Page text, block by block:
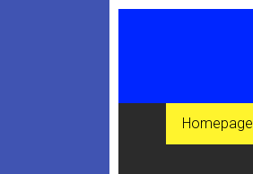
Homepage